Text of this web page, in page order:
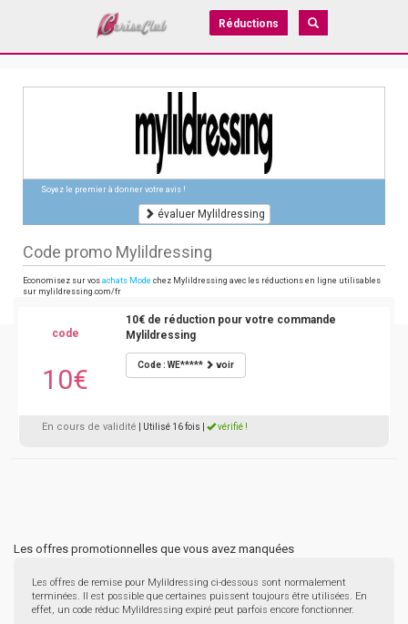
Réductions
Soyez le premier à donner votre avis !
évaluer Mylildressing
Code promo Mylildressing
Economisez sur vos achats Mode chez Mylildressing avec les réductions en ligne utilisables
sur mylildressing.com/fr
code
10€
10€ de réduction pour votre commande
Mylildressing
Code : WE***** voir
En cours de validité | Utilisé 16 fois vérifié !
Les offres promotionnelles que vous avez manquées
Les offres de remise pour Mylildressing ci-dessous sont normalement
terminées. Il est possible que certaines puissent toujours être utilisées. En
effet, un code réduc Mylildressing expiré peut parfois encore fonctionner.